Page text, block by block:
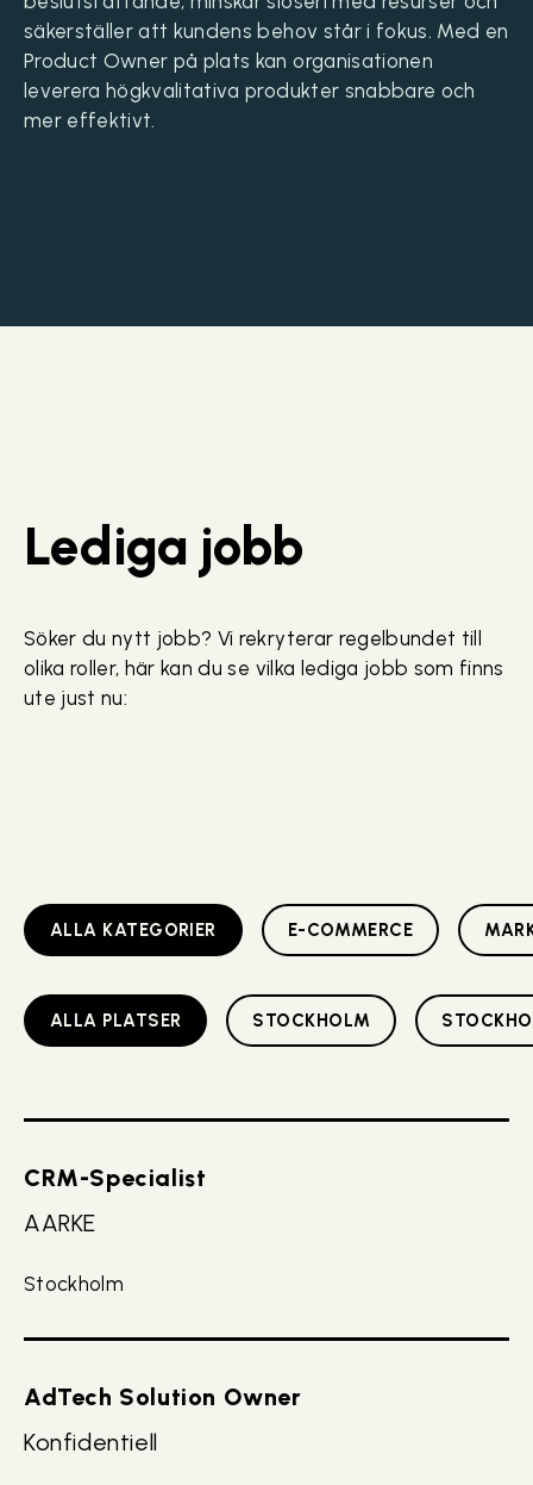
säkerställer att kundens behov står i fokus. Med en
Product Owner på plats kan organisationen
leverera högkvalitativa produkter snabbare och
mer effektivt.
Lediga jobb
Söker du nytt jobb? Vi rekryterar regelbundet till
olika roller, här kan du se vilka lediga jobb som finns
ute just nu:
ALLA KATEGORIER E-COMMERCE
ALLA PLATSER STOCKHOLM
CRM-Specialist
AARKE
Stockholm
AdTech Solution Owner
Konfidentiell